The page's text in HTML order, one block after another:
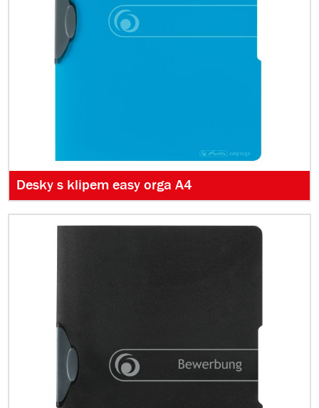
Desky s klipem easy orga A4